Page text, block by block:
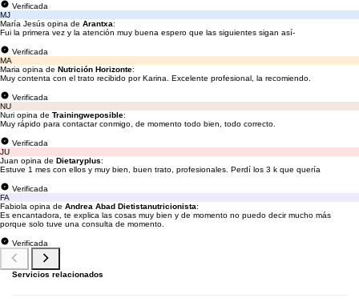
Verificada
MJ
María Jesús opina de Arantxa:
Fui la primera vez y la atención muy buena espero que las siguientes sigan así-
Verificada
MA
Maria opina de Nutrición Horizonte:
Muy contenta con el trato recibido por Karina. Excelente profesional, la recomiendo.
Verificada
NU
Nuri opina de Trainingweposible:
Muy rápido para contactar conmigo, de momento todo bien, todo correcto.
Verificada
JU
Juan opina de Dietaryplus:
Estuve 1 mes con ellos y muy bien, buen trato, profesionales. Perdí los 3 k que quería
Verificada
FA
Fabiola opina de Andrea Abad Dietistanutricionista:
Es encantadora, te explica las cosas muy bien y de momento no puedo decir mucho más
porque solo tuve una consulta de momento.
Verificada
Servicios relacionados